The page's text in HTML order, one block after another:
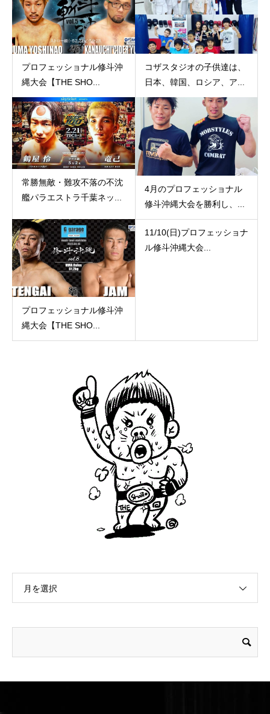
プロフェッショナル修斗沖
縄大会【THE SHO...
コザスタジオの子供達は、
日本、韓国、ロシア、ア...
常勝無敵・難攻不落の不沈
艦パラエストラ千葉ネッ...
4月のプロフェッショナル
修斗沖縄大会を勝利し、...
プロフェッショナル修斗沖
縄大会【THE SHO...
11/10(日)プロフェッショナ
ル修斗沖縄大会...
月を選択